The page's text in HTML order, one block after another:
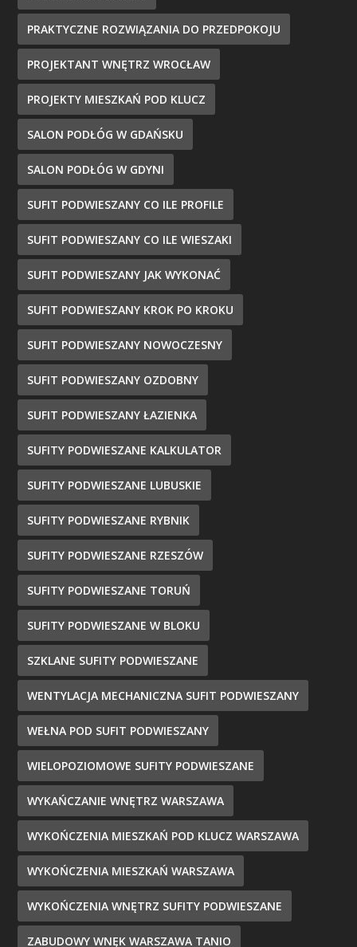
PRAKTYCZNE ROZWIĄZANIA DO PRZEDPOKOJU
PROJEKTANT WNĘTRZ WROCŁAW
PROJEKTY MIESZKAŃ POD KLUCZ
SALON PODŁÓG W GDAŃSKU
SALON PODŁÓG W GDYNI
SUFIT PODWIESZANY CO ILE PROFILE
SUFIT PODWIESZANY CO ILE WIESZAKI
SUFIT PODWIESZANY JAK WYKONAĆ
SUFIT PODWIESZANY KROK PO KROKU
SUFIT PODWIESZANY NOWOCZESNY
SUFIT PODWIESZANY OZDOBNY
SUFIT PODWIESZANY ŁAZIENKA
SUFITY PODWIESZANE KALKULATOR
SUFITY PODWIESZANE LUBUSKIE
SUFITY PODWIESZANE RYBNIK
SUFITY PODWIESZANE RZESZÓW
SUFITY PODWIESZANE TORUŃ
SUFITY PODWIESZANE W BLOKU
SZKLANE SUFITY PODWIESZANE
WENTYLACJA MECHANICZNA SUFIT PODWIESZANY
WEŁNA POD SUFIT PODWIESZANY
WIELOPOZIOMOWE SUFITY PODWIESZANE
WYKAŃCZANIE WNĘTRZ WARSZAWA
WYKOŃCZENIA MIESZKAŃ POD KLUCZ WARSZAWA
WYKOŃCZENIA MIESZKAŃ WARSZAWA
WYKOŃCZENIA WNĘTRZ SUFITY PODWIESZANE
ZABUDOWY WNĘK WARSZAWA TANIO